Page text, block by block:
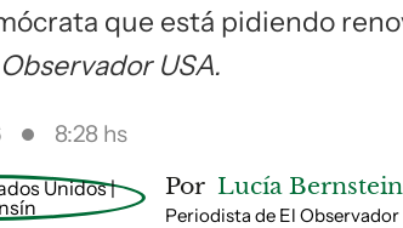
que está pidiendo
USA.
8:28 hs
Por Lucía
Periodista de El Observador